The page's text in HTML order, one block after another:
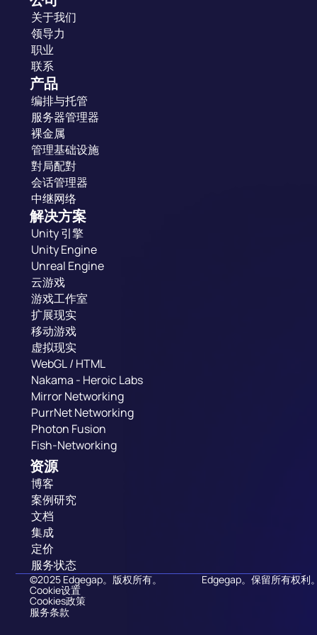
关于我们
领导力
职业
联系
产品
编排与托管
服务器管理器
裸金属
管理基础设施
對局配對
会话管理器
中继网络
解决方案
Unity 引擎
Unity Engine
Unreal Engine
云游戏
游戏工作室
扩展现实
移动游戏
虚拟现实
WebGL / HTML
Nakama - Heroic Labs
Mirror Networking
PurrNet Networking
Photon Fusion
Fish-Networking
资源
博客
案例研究
文档
集成
定价
服务状态
©2025 Edgegap。版权所有。 Edgegap。保留所有权利
Cookie设置
Cookies政策
服务条款